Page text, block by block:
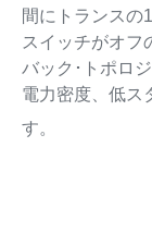
間にトランスの
スイッチがオフ
バック･トポロ
電力密度、低ス
す。